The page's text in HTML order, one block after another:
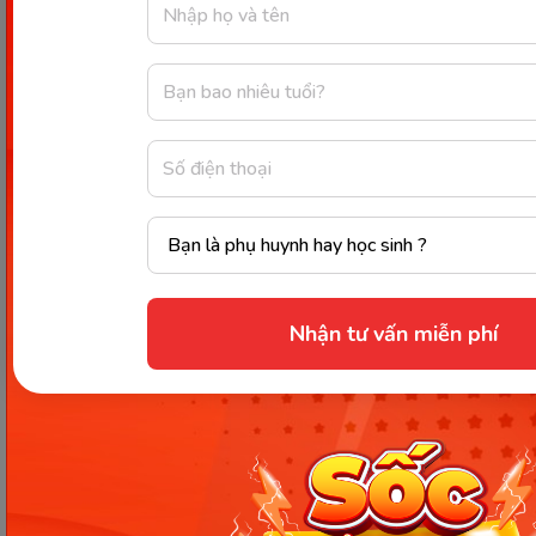
Nhận tư vấn miễn phí
Tổng hợp những vấn đề mẹ bầu tuần
33 cần đặc biệt quan tâm
Mẹ bầu 33 tuần bị đau bụng
cần chú ý điều gì?